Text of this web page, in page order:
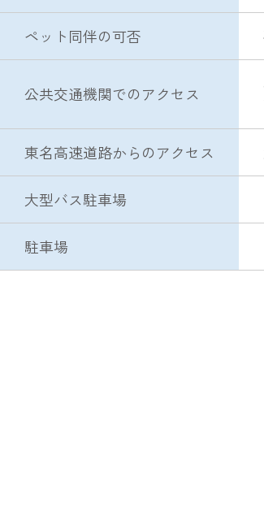
ペット同伴の可否
公共交通機関でのアクセス
東名高速道路からのアクセス
大型バス駐車場
駐車場